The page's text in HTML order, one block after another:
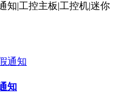
知|工控主板|工控机|迷你
知